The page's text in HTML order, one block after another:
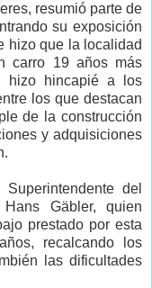
resumió parte de
su exposición
hizo que la localidad
carro 19 años más
hizo hincapié a los
los que destacan
de la construcción
y adquisiciones
del
Gäbler, quien
prestado por esta
recalcando los
las dificultades